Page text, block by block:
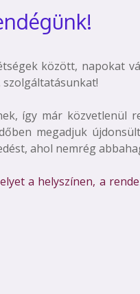
között, napokat
szolgáltatásunkat!
így már közvetlenül
megadjuk
ahol nemrég
a helyszínen, a